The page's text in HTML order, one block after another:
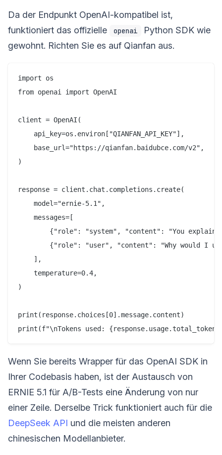
Da der Endpunkt OpenAI-kompatibel ist,
funktioniert das offizielle
openai
Python SDK wie
gewohnt. Richten Sie es auf Qianfan aus.
import os
from openai import OpenAI
client = OpenAI(
    api_key=os.environ["QIANFAN_API_KEY"],
    base_url="https://qianfan.baidubce.com/v2",
)
response = client.chat.completions.create(
    model="ernie-5.1",
    messages=[
{"role": "system", "content": "You explain
{"role": "user", "content": "Why would I
    ],
    temperature=0.4,
)
print(response.choices[0].message.content)
Wenn Sie bereits Wrapper für das OpenAI SDK in
Ihrer Codebasis haben, ist der Austausch von
ERNIE 5.1 für A/B-Tests eine Änderung von nur
einer Zeile. Derselbe Trick funktioniert auch für die
DeepSeek API und die meisten anderen
chinesischen Modellanbieter.